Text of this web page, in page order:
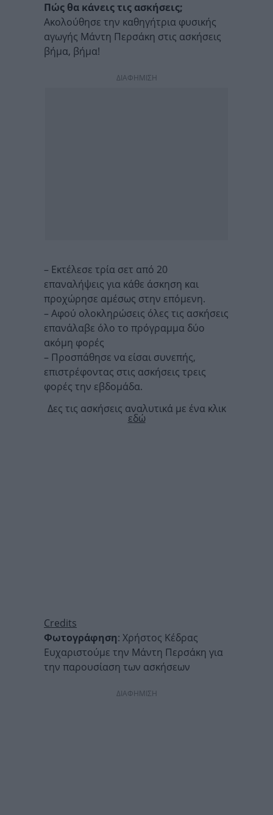
Πώς θα κάνεις τις ασκήσεις;
Ακολούθησε την καθηγήτρια φυσικής
αγωγής Μάντη Περσάκη στις ασκήσεις
βήμα, βήμα!
ΔΙΑΦΗΜΙΣΗ
– Εκτέλεσε τρία σετ από 20
επαναλήψεις για κάθε άσκηση και
προχώρησε αμέσως στην επόμενη.
– Αφού ολοκληρώσεις όλες τις ασκήσεις
επανάλαβε όλο το πρόγραμμα δύο
ακόμη φορές
– Προσπάθησε να είσαι συνεπής,
επιστρέφοντας στις ασκήσεις τρεις
φορές την εβδομάδα.
Δες τις ασκήσεις αναλυτικά με ένα κλικ
εδώ
Credits
Φωτογράφηση: Χρήστος Κέδρας
Ευχαριστούμε την Μάντη Περσάκη για
την παρουσίαση των ασκήσεων
ΔΙΑΦΗΜΙΣΗ